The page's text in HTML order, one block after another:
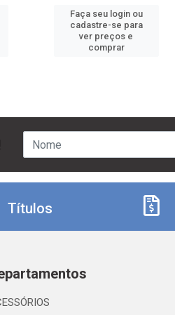
Faça seu login ou
cadastre-se para
ver preços e
comprar
Títulos